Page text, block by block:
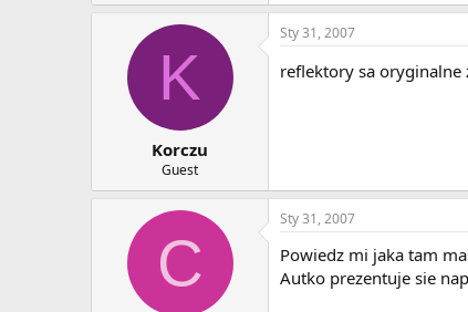
K
Korczu
Guest
Sty 31, 2007
reflektory sa oryginalne
C
Sty 31, 2007
Powiedz mi jaka tam
Autko prezentuje sie